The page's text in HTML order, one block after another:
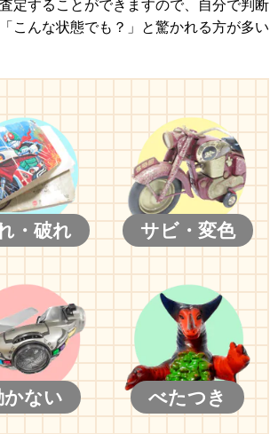
定することができますので、自分で判断
こんな状態でも？」と驚かれる方が多い
・破れ サビ・変色
かない べたつき